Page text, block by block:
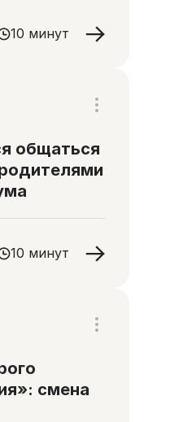
10 минут
общаться
10 минут
смена